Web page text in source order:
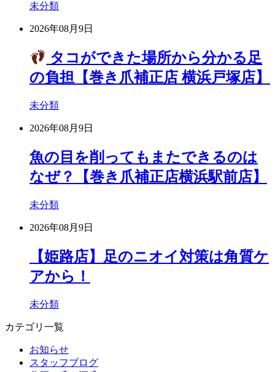
未分類
2026年08月9日
タコができた場所から分かる足
の負担【巻き爪補正店 横浜戸塚店】
未分類
2026年08月9日
魚の目を削ってもまたできるのは
なぜ？【巻き爪補正店横浜駅前店】
未分類
2026年08月9日
【姫路店】足のニオイ対策は角質ケ
アから！
未分類
カテゴリ一覧
お知らせ
スタッフブログ